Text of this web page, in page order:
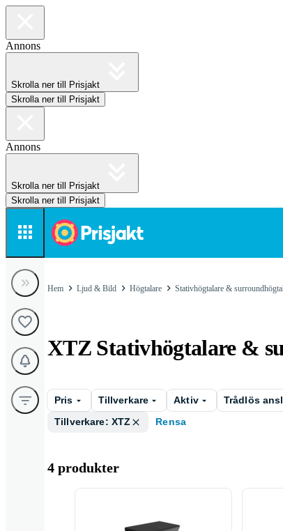
Annons
Skrolla ner till Prisjakt
Skrolla ner till Prisjakt
Annons
Skrolla ner till Prisjakt
Skrolla ner till Prisjakt
Hem Ljud & Bild Högtalare Stativhögtalare &
XTZ Stativhögtalare &
Pris Tillverkare Aktiv Trådlös
Tillverkare: XTZ
Rensa
4 produkter